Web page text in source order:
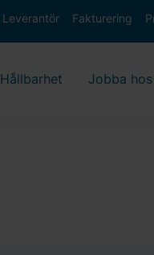
Leverantör Fakturering
Hållbarhet Jobba